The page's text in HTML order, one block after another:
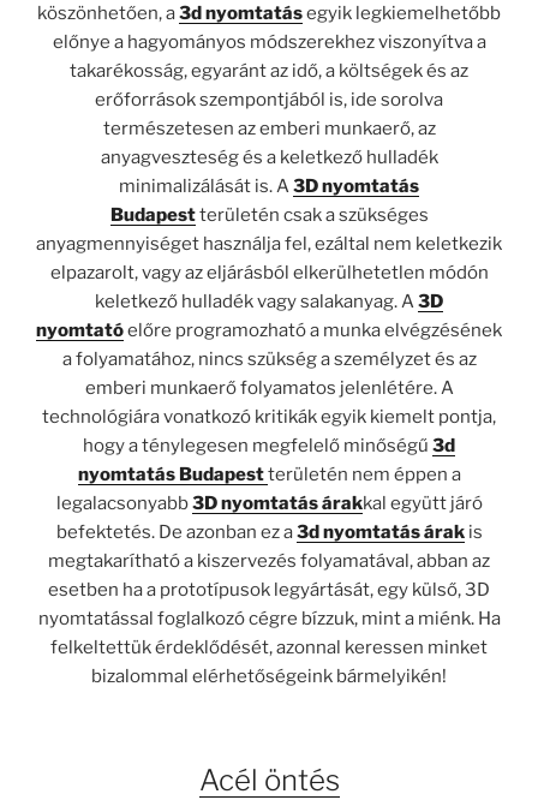
köszönhetően, a3d nyomtatásegyik legkiemelhetőbb
előnye a hagyományos módszerekhez viszonyítva a
takarékosság, egyaránt az idő, a költségek és az
erőforrások szempontjából is, ide sorolva
természetesen az emberi munkaerő, az
anyagveszteség és a keletkező hulladék
minimalizálását is. A3D nyomtatás
Budapestterületén csak a szükséges
anyagmennyiséget használja fel, ezáltal nem keletkezik
elpazarolt, vagy az eljárásból elkerülhetetlen módón
keletkező hulladék vagy salakanyag. A3D
nyomtatóelőre programozható a munka elvégzésének
a folyamatához, nincs szükség a személyzet és az
emberi munkaerő folyamatos jelenlétére. A
technológiára vonatkozó kritikák egyik kiemelt pontja,
hogy a ténylegesen megfelelő minőségű 3d
nyomtatás Budapestterületén nem éppen a
legalacsonyabb3D nyomtatás árakkal együtt járó
befektetés. De azonban ez a3d nyomtatás árakis
megtakarítható a kiszervezés folyamatával, abban az
esetben ha a prototípusok legyártását, egy külső, 3D
nyomtatással foglalkozó cégre bízzuk, mint a miénk. Ha
felkeltettük érdeklődését, azonnal keressen minket
bizalommal elérhetőségeink bármelyikén!
Acél öntés